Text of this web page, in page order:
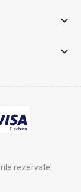


rezervate.